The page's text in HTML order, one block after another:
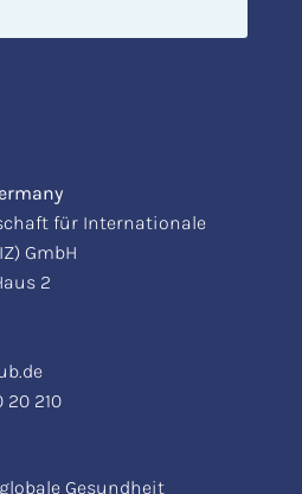
für Internationale
GmbH
2
20 210
Gesundheit